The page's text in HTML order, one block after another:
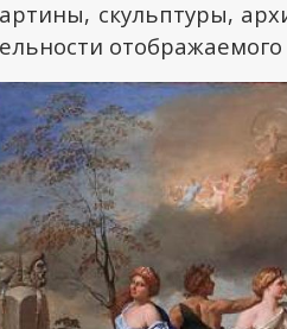
скульптуры,